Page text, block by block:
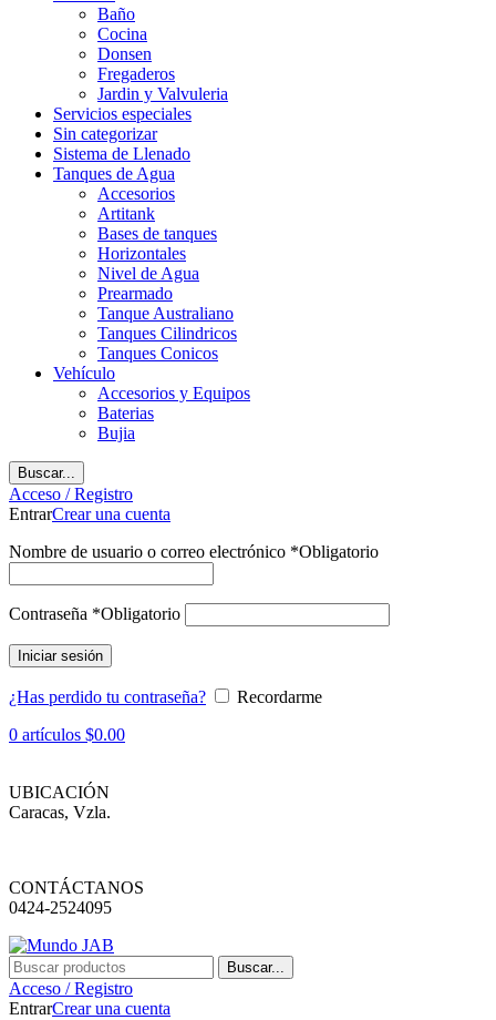
Baño
Cocina
Donsen
Fregaderos
Jardin y Valvuleria
Servicios especiales
Sin categorizar
Sistema de Llenado
Tanques de Agua
Accesorios
Artitank
Bases de tanques
Horizontales
Nivel de Agua
Prearmado
Tanque Australiano
Tanques Cilindricos
Tanques Conicos
Vehículo
Accesorios y Equipos
Baterias
Bujia
Buscar...
Acceso / Registro
EntrarCrear una cuenta
Nombre de usuario o correo electrónico *Obligatorio
Contraseña *Obligatorio
Iniciar sesión
¿Has perdido tu contraseña?
Recordarme
0 artículos $0.00
UBICACIÓN
Caracas, Vzla.
CONTÁCTANOS
0424-2524095
Buscar...
Acceso / Registro
EntrarCrear una cuenta